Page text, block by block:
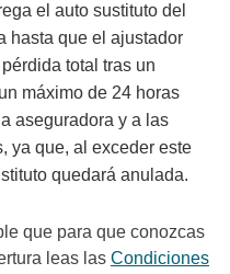
el auto sustituto del
hasta que el ajustador
total tras un
máximo de 24 horas
aseguradora y a las
ya que, al exceder este
quedará anulada.
que para que conozcas
leas las Condiciones